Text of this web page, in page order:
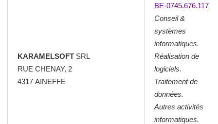
KARAMELSOFT SRL
RUE CHENAY, 2
4317 AINEFFE
BE-0745.676.117
Conseil &
systèmes
informatiques.
Réalisation de
logiciels.
Traitement de
données.
Autres activités
informatiques.